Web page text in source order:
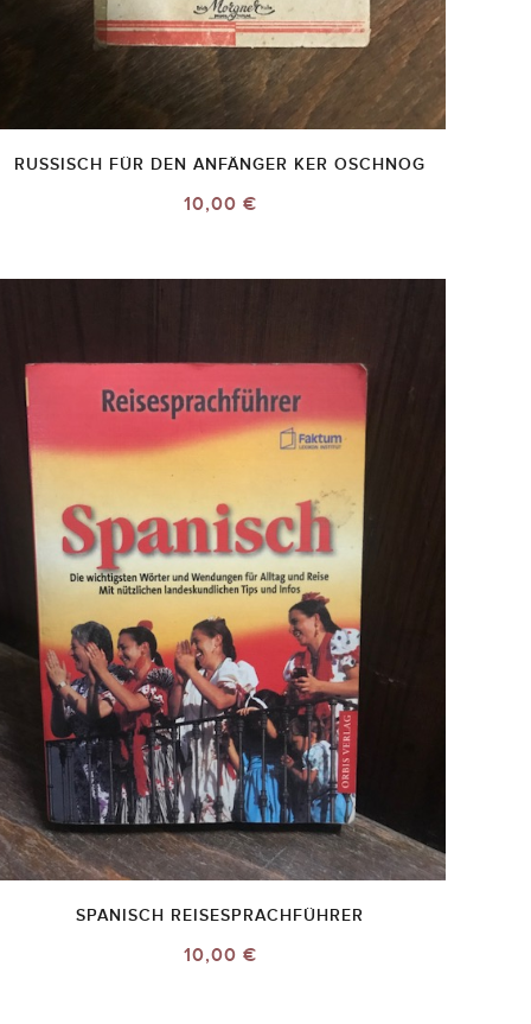
RUSSISCH FÜR DEN ANFÄNGER KER OSCHNOG
10,00 €
SPANISCH REISESPRACHFÜHRER
10,00 €